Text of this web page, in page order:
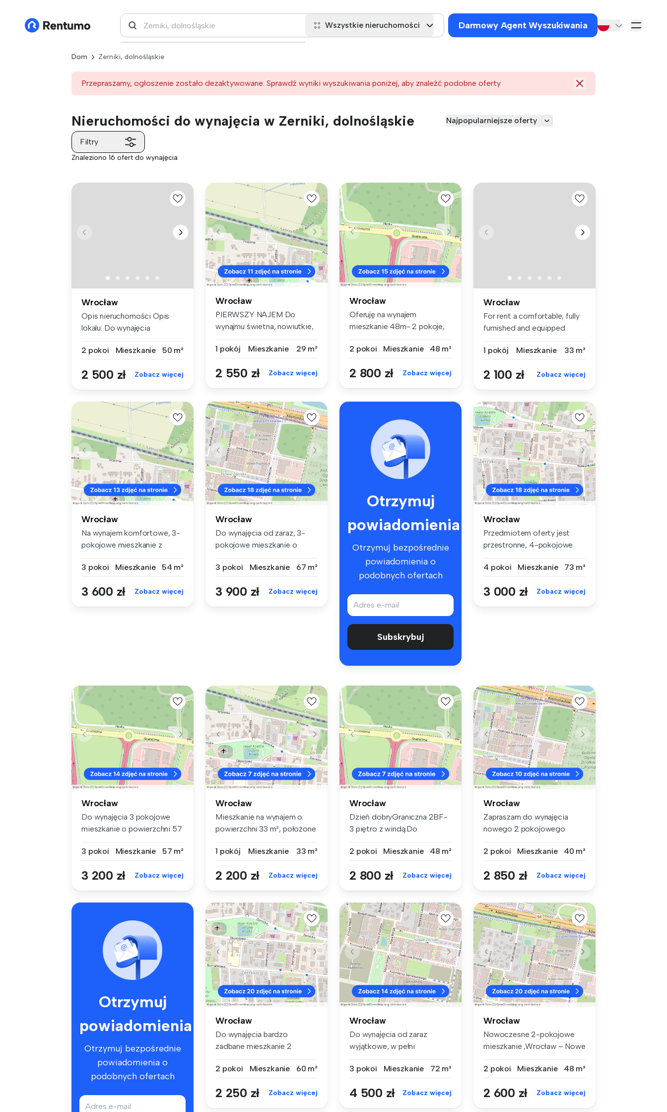
Wszystkie nieruchomości Darmowy Agent Wyszukiwania
Dom Zerniki, dolnośląskie
Przepraszamy, ogłoszenie zostało dezaktywowane. Sprawdź wyniki wyszukiwania poniżej, aby znaleźć podobne oferty
Nieruchomości do wynajęcia w Zerniki, dolnośląskie Najpopularniejsze oferty
Filtry
Znaleziono 16 ofert do wynajęcia
Wrocław
Opis nieruchomości Opis
lokalu: Do wynajęcia
2 pokoi
Mieszkanie 50 m²
2 500 zł Zobacz więcej
Wrocław
PIERWSZY NAJEM Do
wynajmu świetna, nowiutkie,
1 pokój
Mieszkanie 29 m²
2 550 zł Zobacz więcej
Wrocław
Oferuję na wynajem
mieszkanie 48m- 2 pokoje,
2 pokoi
Mieszkanie 48 m²
2 800 zł Zobacz więcej
Wrocław
For rent a comfortable, fully
furnished and equipped
1 pokój
Mieszkanie 33 m²
2 100 zł Zobacz więcej
Wrocław
Na wynajem komfortowe, 3-
pokojowe mieszkanie z
3 pokoi
Mieszkanie 54 m²
3 600 zł Zobacz więcej
Wrocław
Do wynajęcia od zaraz, 3-
pokojowe mieszkanie o
3 pokoi
Mieszkanie 67 m²
3 900 zł Zobacz więcej
Otrzymuj
powiadomienia
Otrzymuj bezpośrednie
powiadomienia o
podobnych ofertach
Subskrybuj
Wrocław
Przedmiotem oferty jest
przestronne, 4-pokojowe
4 pokoi
Mieszkanie 73 m²
3 000 zł Zobacz więcej
Wrocław
Do wynajęcia 3 pokojowe
mieszkanie o powierzchni 57
3 pokoi
Mieszkanie 57 m²
3 200 zł Zobacz więcej
Wrocław
Mieszkanie na wynajem o
powierzchni 33 m², położone
1 pokój
Mieszkanie 33 m²
2 200 zł Zobacz więcej
Wrocław
Dzień dobryGraniczna 2BF-
3 piętro z windą.Do
2 pokoi
Mieszkanie 48 m²
2 800 zł Zobacz więcej
Wrocław
Zapraszam do wynajęcia
nowego 2 pokojowego
2 pokoi
Mieszkanie 40 m²
2 850 zł Zobacz więcej
Otrzymuj
powiadomienia
Otrzymuj bezpośrednie
powiadomienia o
podobnych ofertach
Wrocław
Do wynajęcia bardzo
zadbane mieszkanie 2
2 pokoi
Mieszkanie 60 m²
2 250 zł Zobacz więcej
Wrocław
Do wynajęcia od zaraz
wyjątkowe, w pełni
3 pokoi
Mieszkanie 72 m²
4 500 zł Zobacz więcej
Wrocław
Nowoczesne 2-pokojowe
mieszkanie ,Wrocław – Nowe
2 pokoi
Mieszkanie 48 m²
2 600 zł Zobacz więcej